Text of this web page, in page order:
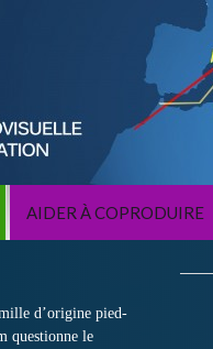
AIDER À COPRODUIRE
d’origine pied-
questionne le